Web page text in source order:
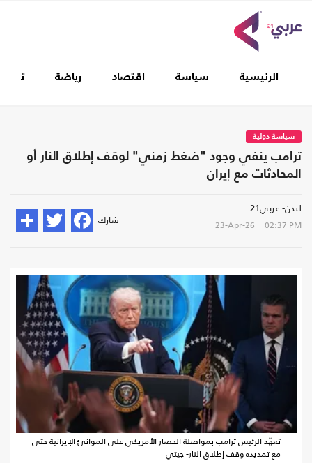
الرئيسية سياسة اقتصاد رياضة
سياسة دولية
ترامب ينفي وجود "ضغط زمني" لوقف إطلاق النار أو
المحادثات مع إيران
لندن- عربي21
23-Apr-26 02:37 PM شارك
تعهّد الرئيس ترامب بمواصلة الحصار الأمريكي على الموانئ الإيرانية حتى
مع تمديده وقف إطلاق النار- جيتي